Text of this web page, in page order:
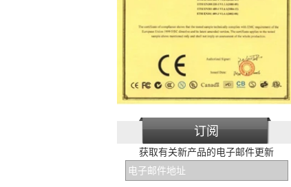
订阅
获取有关新产品的电子邮件更新